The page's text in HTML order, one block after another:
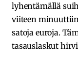
lyhentämällä
viiteen minuuttiin
satoja euroja.
tasauslaskut